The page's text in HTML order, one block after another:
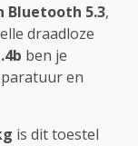
Bluetooth 5.3,
draadloze
ben je
en
is dit toestel